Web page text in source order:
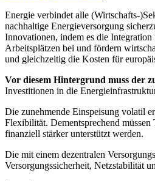
Energie verbindet alle (Wirtschafts-
nachhaltige Energieversorgung
Innovationen, indem es die
Arbeitsplätzen bei und fördern
und gleichzeitig die Kosten für
Vor diesem Hintergrund muss der
Investitionen in die
Die zunehmende Einspeisung volatil
Flexibilität. Dementsprechend
finanziell stärker unterstützt werden.
Die mit einem dezentralen
Versorgungssicherheit, Netzstabilität